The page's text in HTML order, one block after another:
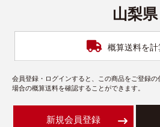
山梨県
概算送料を計
会員登録・ログインすると、この商品をご登録
場合の概算送料を確認することができます。
新規会員登録